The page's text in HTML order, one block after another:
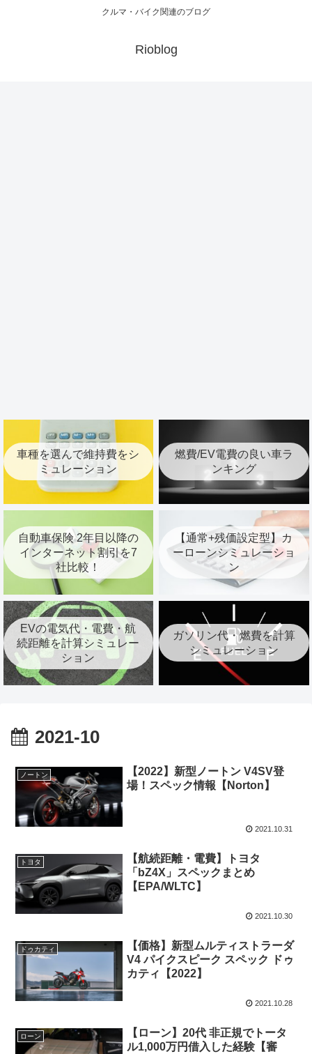
クルマ・バイク関連のブログ
Rioblog
車種を選んで維持費をシ
ミュレーション
燃費/EV電費の良い車ラ
ンキング
自動車保険 2年目以降の
インターネット割引を7
社比較！
【通常+残価設定型】カ
ーローンシミュレーショ
ン
EVの電気代・電費・航
続距離を計算シミュレー
ション
ガソリン代・燃費を計算
シミュレーション
2021-10
ノートン
【2022】新型ノートン V4SV登
場！スペック情報【Norton】
2021.10.31
トヨタ
【航続距離・電費】トヨタ
「bZ4X」スペックまとめ
【EPA/WLTC】
2021.10.30
ドゥカティ
【価格】新型ムルティストラーダ
V4 パイクスピーク スペック ドゥ
カティ【2022】
2021.10.28
ローン
【ローン】20代 非正規でトータ
ル1,000万円借入した経験【審